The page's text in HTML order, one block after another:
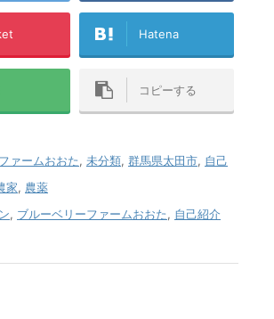
Hatena
コピーする
ァームおおた, 未分類, 群馬県太田市, 自己
家, 農薬
, ブルーベリーファームおおた, 自己紹介